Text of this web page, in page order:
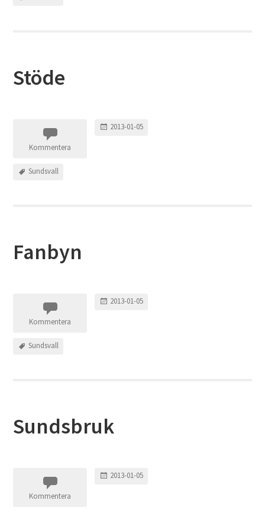
Stöde
Kommentera
2013-01-05
Sundsvall
Fanbyn
Kommentera
2013-01-05
Sundsvall
Sundsbruk
Kommentera
2013-01-05